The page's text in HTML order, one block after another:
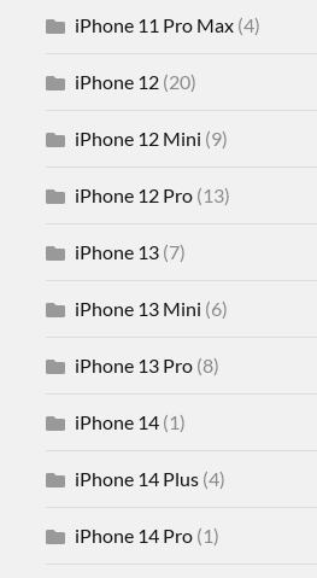
iPhone 11 Pro Max (4)
iPhone 12 (20)
iPhone 12 Mini (9)
iPhone 12 Pro (13)
iPhone 13 (7)
iPhone 13 Mini (6)
iPhone 13 Pro (8)
iPhone 14 (1)
iPhone 14 Plus (4)
iPhone 14 Pro (1)